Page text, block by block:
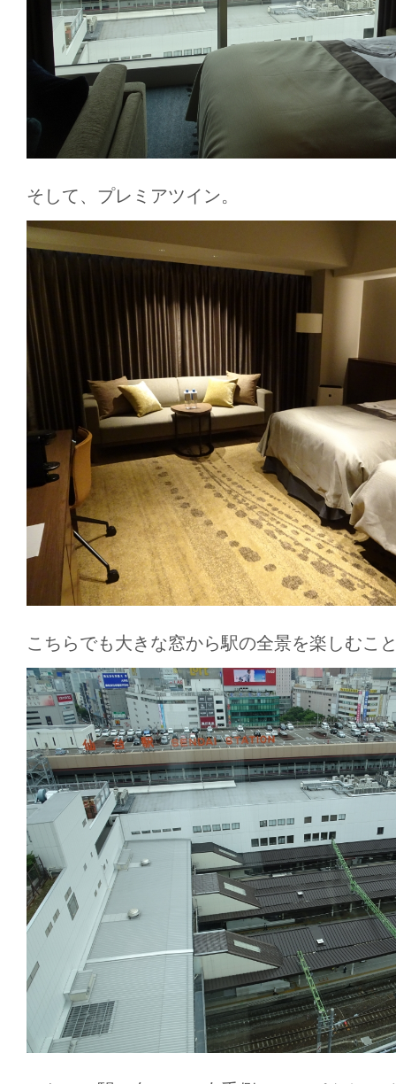
そして、プレミアツイン。
こちらでも大きな窓から駅の全景を楽しむこ